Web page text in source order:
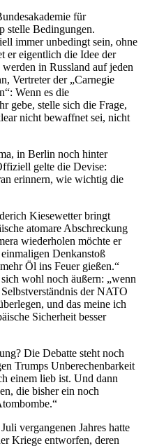
für
stelle Bedingungen.
immer unbedingt sein, ohne
er eigentlich die Idee der
in Russland auf jeden
Vertreter der „Carnegie
Wenn es die
gebe, stelle sich die Frage,
nicht bewaffnet sei, nicht
in Berlin noch hinter
gelte die Devise:
erinnern, wie wichtig die
Kiesewetter bringt
atomare Abschreckung
wiederholen möchte er
Denkanstoß
Öl ins Feuer gießen.“
wohl noch äußern: „wenn
der NATO
und das meine ich
Sicherheit besser
Die Debatte steht noch
Trumps Unberechenbarkeit
einem lieb ist. Und dann
die bisher ein noch
vergangenen Jahres hatte
Kriege entworfen, deren